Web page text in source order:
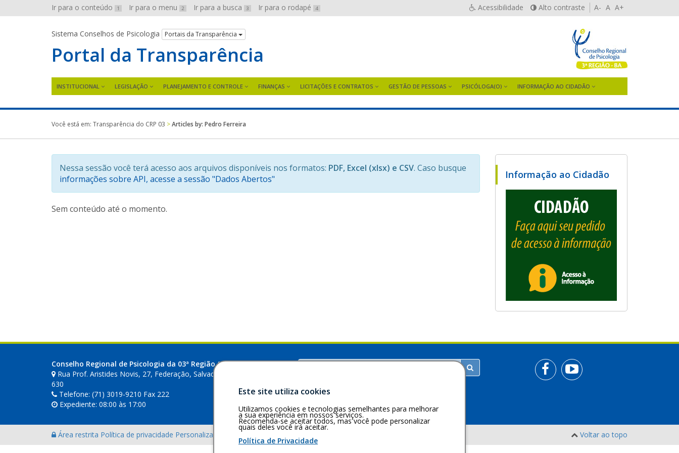
Ir para o conteúdo 1 Ir para o menu 2 Ir para a busca 3 Ir para o rodapé 4 Acessibilidade Alto contraste A- A A+
Sistema Conselhos de Psicologia Portais da Transparência
Portal da Transparência
INSTITUCIONAL LEGISLAÇÃO PLANEJAMENTO E CONTROLE FINANÇAS LICITAÇÕES E CONTRATOS GESTÃO DE PESSOAS PSICÓLOGA(O) INFORMAÇÃO AO CIDADÃO
Você está em: Transparência do CRP 03 >Articles by: Pedro Ferreira
Nessa sessão você terá acesso aos arquivos disponíveis nos formatos: PDF, Excel (xlsx) e CSV. Caso busque
informações sobre API, acesse a sessão "Dados Abertos"
Sem conteúdo até o momento.
Informação ao Cidadão
Conselho Regional de Psicologia da 03ª Região (BA)
Rua Prof. Aristides Novis, 27, Federação, Salvador-BA, CEP: 40.210-
630
Telefone: (71) 3019-9210 Fax 222
Expediente: 08:00 às 17:00
Buscar
Área restrita Política de privacidade Personalização de cookies Voltar ao topo
Este site utiliza cookies
Utilizamos cookies e tecnologias semelhantes para melhorar
a sua experiência em nossos serviços.
Recomenda-se aceitar todos, mas você pode personalizar
quais deles você irá aceitar.
Política de Privacidade